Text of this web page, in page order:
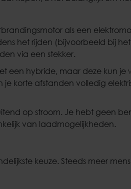
als een
het rijden (bijvoorbeeld bij het
via een stekker.
een hybride, maar deze kun je
korte afstanden volledig
op stroom. Je hebt geen
van laadmogelijkheden.
keuze. Steeds meer